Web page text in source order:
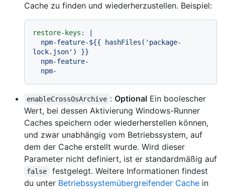
Cache zu finden und wiederherzustellen. Beispiel:
restore-keys:
lock.json') }}
enableCrossOsArchive : OptionalEin boolescher
Wert, bei dessen Aktivierung Windows-Runner
Caches speichern oder wiederherstellen können,
und zwar unabhängig vom Betriebssystem, auf
dem der Cache erstellt wurde. Wird dieser
Parameter nicht definiert, ist er standardmäßig auf
false
festgelegt. Weitere Informationen findest
du unter Betriebssystemübergreifender Cache in